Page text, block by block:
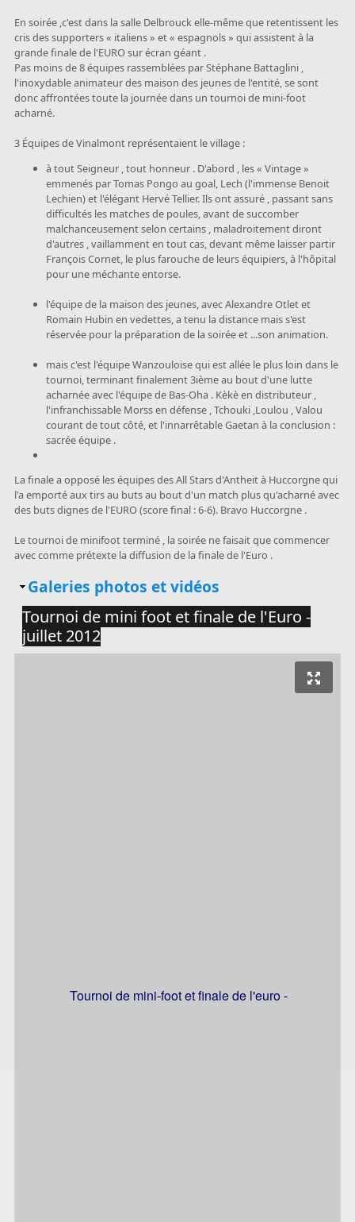
En soirée ,c'est dans la salle Delbrouck elle-même que retentissent les
cris des supporters « italiens » et « espagnols » qui assistent à la
grande finale de l'EURO sur écran géant .
Pas moins de 8 équipes rassemblées par Stéphane Battaglini ,
l'inoxydable animateur des maison des jeunes de l'entité, se sont
donc affrontées toute la journée dans un tournoi de mini-foot
acharné.
3 Équipes de Vinalmont représentaient le village :
à tout Seigneur , tout honneur . D'abord , les « Vintage »
emmenés par Tomas Pongo au goal, Lech (l'immense Benoit
Lechien) et l'élégant Hervé Tellier. Ils ont assuré , passant sans
difficultés les matches de poules, avant de succomber
malchanceusement selon certains , maladroitement diront
d'autres , vaillamment en tout cas, devant même laisser partir
François Cornet, le plus farouche de leurs équipiers, à l'hôpital
pour une méchante entorse.
l'équipe de la maison des jeunes, avec Alexandre Otlet et
Romain Hubin en vedettes, a tenu la distance mais s'est
réservée pour la préparation de la soirée et ...son animation.
mais c'est l'équipe Wanzouloise qui est allée le plus loin dans le
tournoi, terminant finalement 3ième au bout d'une lutte
acharnée avec l'équipe de Bas-Oha . Kèkè en distributeur ,
l'infranchissable Morss en défense , Tchouki ,Loulou , Valou
courant de tout côté, et l'innarrêtable Gaetan à la conclusion :
sacrée équipe .
La finale a opposé les équipes des All Stars d'Antheit à Huccorgne qui
l'a emporté aux tirs au buts au bout d'un match plus qu'acharné avec
des buts dignes de l'EURO (score final : 6-6). Bravo Huccorgne .
Le tournoi de minifoot terminé , la soirée ne faisait que commencer
avec comme prétexte la diffusion de la finale de l'Euro .
Masquer
Galeries photos et vidéos
Tournoi de mini foot et finale de l'Euro -
juillet 2012